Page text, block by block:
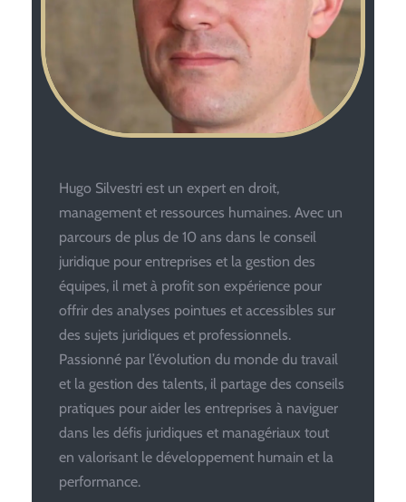
Hugo Silvestri est un expert en droit,
management et ressources humaines. Avec un
parcours de plus de 10 ans dans le conseil
juridique pour entreprises et la gestion des
équipes, il met à profit son expérience pour
offrir des analyses pointues et accessibles sur
des sujets juridiques et professionnels.
Passionné par l’évolution du monde du travail
et la gestion des talents, il partage des conseils
pratiques pour aider les entreprises à naviguer
dans les défis juridiques et managériaux tout
en valorisant le développement humain et la
performance.